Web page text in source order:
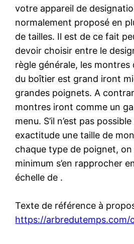
votre appareil de
normalement proposé en
de tailles. Il est de ce fait
devoir choisir entre le
règle générale, les
du boîtier est grand iront
grandes poignets. A
montres iront comme un
menu. S’il n’est pas
exactitude une taille de
chaque type de poignet,
minimum s’en rapprocher
échelle de .
Texte de référence à
https://arbredutemps.com/